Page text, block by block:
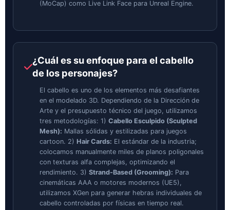
(MoCap) como Live Link Face para Unreal Engine.
¿Cuál es su enfoque para el cabello
de los personajes?
El cabello es uno de los elementos más desafiantes
en el modelado 3D. Dependiendo de la Dirección de
Arte y el presupuesto técnico del juego, utilizamos
tres metodologías: 1) Cabello Esculpido (Sculpted
Mesh): Mallas sólidas y estilizadas para juegos
cartoon. 2) Hair Cards: El estándar de la industria;
colocamos manualmente miles de planos poligonales
con texturas alfa complejas, optimizando el
rendimiento. 3) Strand-Based (Grooming): Para
cinemáticas AAA o motores modernos (UE5),
utilizamos XGen para generar hebras individuales de
cabello controladas por físicas en tiempo real.